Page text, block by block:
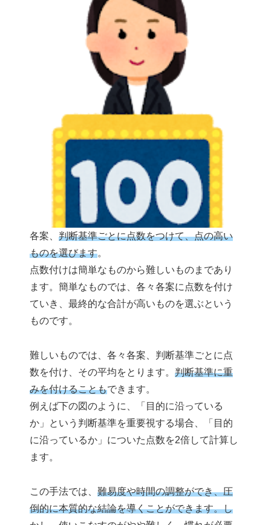
各案、判断基準ごとに点数をつけて、点の高い
ものを選びます。
点数付けは簡単なものから難しいものまであり
ます。簡単なものでは、各々各案に点数を付け
ていき、最終的な合計が高いものを選ぶという
ものです。
難しいものでは、各々各案、判断基準ごとに点
数を付け、その平均をとります。判断基準に重
みを付けることもできます。
例えば下の図のように、「目的に沿っている
か」という判断基準を重要視する場合、「目的
に沿っているか」についた点数を2倍して計算し
ます。
この手法では、難易度や時間の調整ができ、圧
倒的に本質的な結論を導くことができます。し